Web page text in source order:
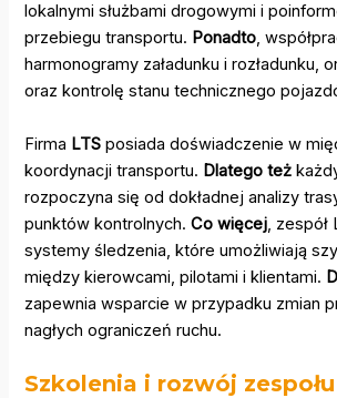
lokalnymi służbami drogowymi i
przebiegu transportu. Ponadto,
harmonogramy załadunku i rozładunku,
oraz kontrolę stanu technicznego
Firma LTS posiada doświadczenie w
koordynacji transportu. Dlatego też
rozpoczyna się od dokładnej analizy
punktów kontrolnych.Co więcej, zespół
systemy śledzenia, które umożliwiają
między kierowcami, pilotami i klientami.
zapewnia wsparcie w przypadku zmian
nagłych ograniczeń ruchu.
Szkolenia i rozwój zespołu